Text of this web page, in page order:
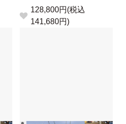
128,800円(税込
141,680円)